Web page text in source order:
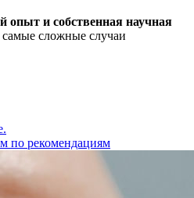
опыт и собственная научная
самые сложные случаи
по рекомендациям